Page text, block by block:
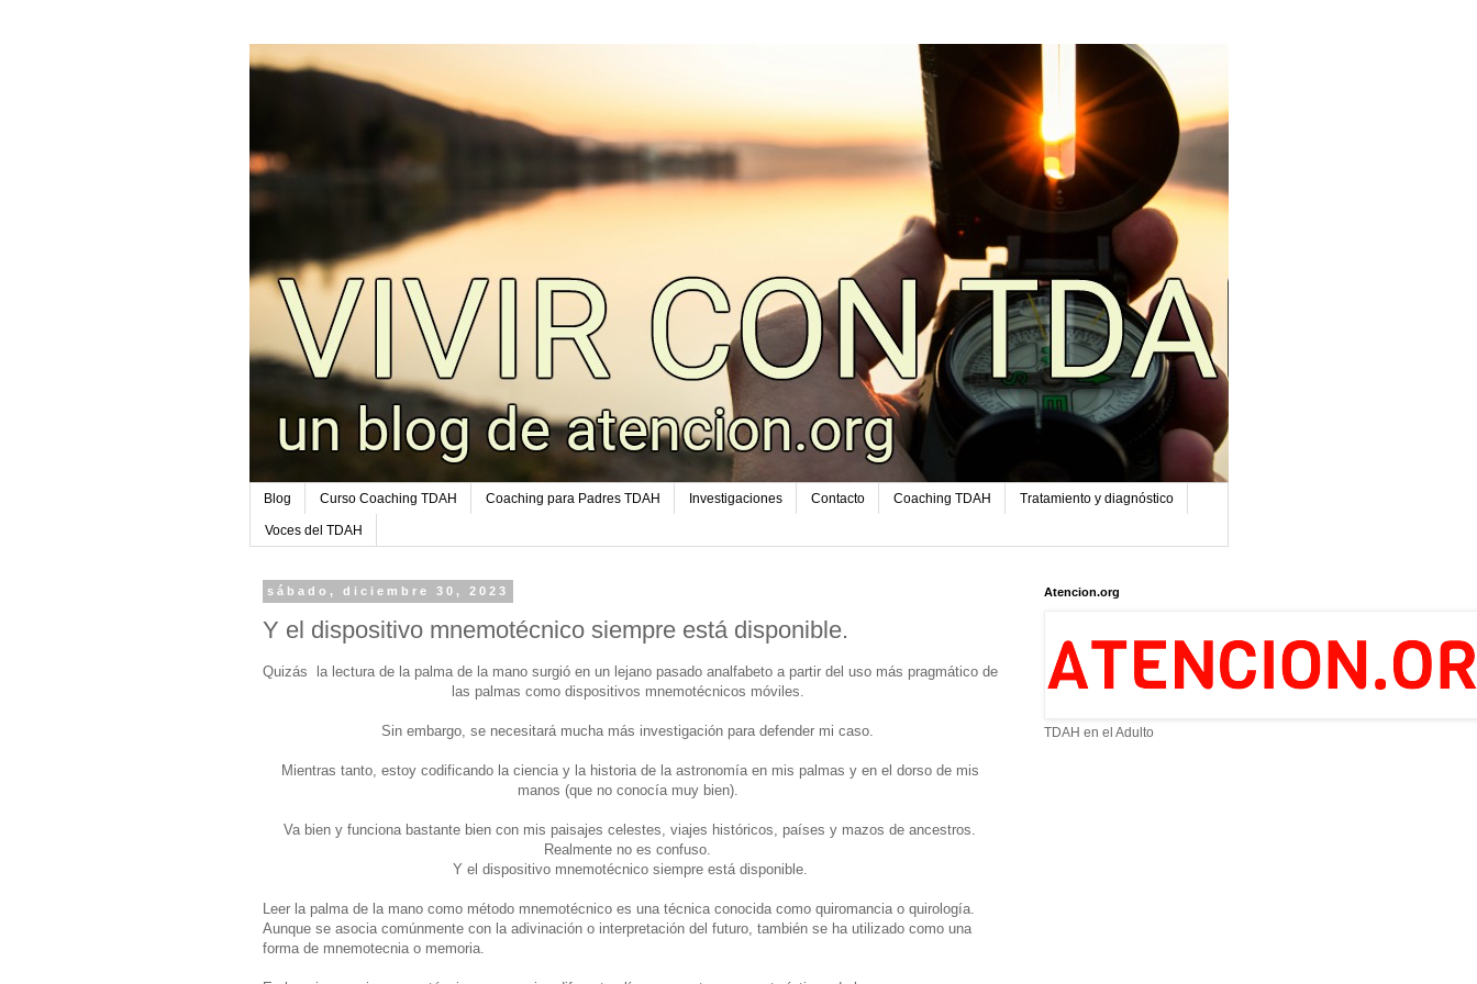
Blog Curso Coaching TDAH Coaching para Padres TDAH Investigaciones Contacto Coaching TDAH Tratamiento y diagnóstico
Voces del TDAH
sábado, diciembre 30, 2023
Y el dispositivo mnemotécnico siempre está disponible.
Quizás la lectura de la palma de la mano surgió en un lejano pasado analfabeto a partir del uso más pragmático de
las palmas como dispositivos mnemotécnicos móviles.
Sin embargo, se necesitará mucha más investigación para defender mi caso.
Mientras tanto, estoy codificando la ciencia y la historia de la astronomía en mis palmas y en el dorso de mis
manos (que no conocía muy bien).
Va bien y funciona bastante bien con mis paisajes celestes, viajes históricos, países y mazos de ancestros.
Realmente no es confuso.
Y el dispositivo mnemotécnico siempre está disponible.
Leer la palma de la mano como método mnemotécnico es una técnica conocida como quiromancia o quirología.
Aunque se asocia comúnmente con la adivinación o interpretación del futuro, también se ha utilizado como una
forma de mnemotecnia o memoria.
Atencion.org
TDAH en el Adulto